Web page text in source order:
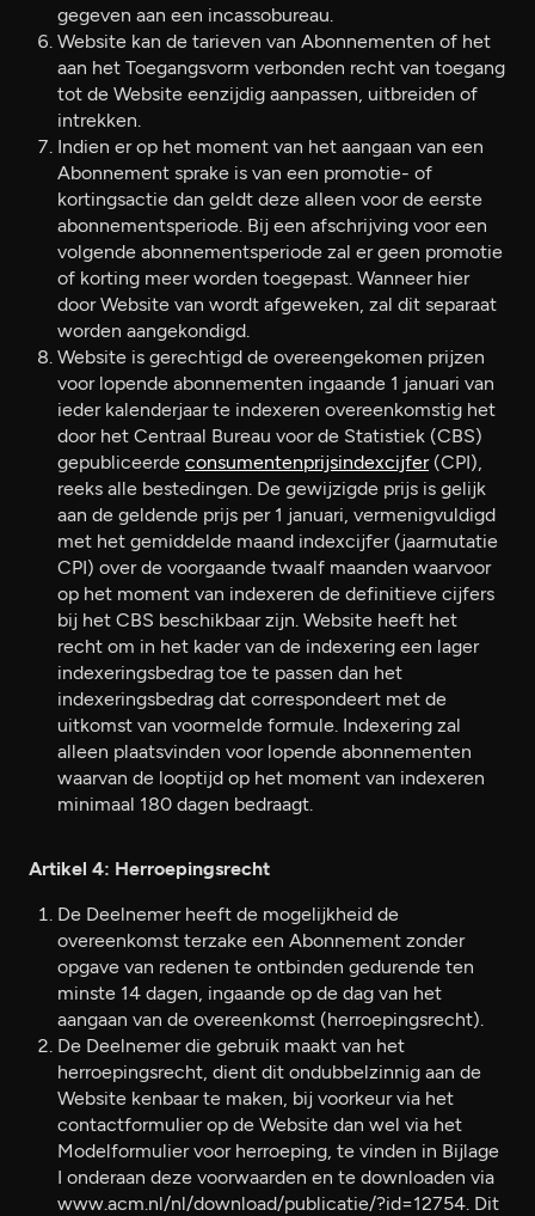
gegeven aan een incassobureau.
Website kan de tarieven van Abonnementen of het
aan het Toegangsvorm verbonden recht van toegang
tot de Website eenzijdig aanpassen, uitbreiden of
intrekken.
Indien er op het moment van het aangaan van een
Abonnement sprake is van een promotie- of
kortingsactie dan geldt deze alleen voor de eerste
abonnementsperiode. Bij een afschrijving voor een
volgende abonnementsperiode zal er geen promotie
of korting meer worden toegepast. Wanneer hier
door Website van wordt afgeweken, zal dit separaat
worden aangekondigd.
Website is gerechtigd de overeengekomen prijzen
voor lopende abonnementen ingaande 1 januari van
ieder kalenderjaar te indexeren overeenkomstig het
door het Centraal Bureau voor de Statistiek (CBS)
gepubliceerde consumentenprijsindexcijfer(CPI),
reeks alle bestedingen. De gewijzigde prijs is gelijk
aan de geldende prijs per 1 januari, vermenigvuldigd
met het gemiddelde maand indexcijfer (jaarmutatie
CPI) over de voorgaande twaalf maanden waarvoor
op het moment van indexeren de definitieve cijfers
bij het CBS beschikbaar zijn. Website heeft het
recht om in het kader van de indexering een lager
indexeringsbedrag toe te passen dan het
indexeringsbedrag dat correspondeert met de
uitkomst van voormelde formule. Indexering zal
alleen plaatsvinden voor lopende abonnementen
waarvan de looptijd op het moment van indexeren
minimaal 180 dagen bedraagt.
Artikel 4: Herroepingsrecht
De Deelnemer heeft de mogelijkheid de
overeenkomst terzake een Abonnement zonder
opgave van redenen te ontbinden gedurende ten
minste 14 dagen, ingaande op de dag van het
aangaan van de overeenkomst (herroepingsrecht).
De Deelnemer die gebruik maakt van het
herroepingsrecht, dient dit ondubbelzinnig aan de
Website kenbaar te maken, bij voorkeur via het
contactformulier op de Website dan wel via het
Modelformulier voor herroeping, te vinden in Bijlage
I onderaan deze voorwaarden en te downloaden via
www.acm.nl/nl/download/publicatie/?id=12754. Dit